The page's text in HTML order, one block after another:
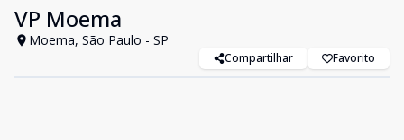
VP Moema
Moema, São Paulo - SP
Compartilhar Favorito